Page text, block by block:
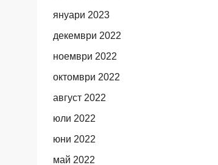
януари 2023
декември 2022
ноември 2022
октомври 2022
август 2022
юли 2022
юни 2022
май 2022